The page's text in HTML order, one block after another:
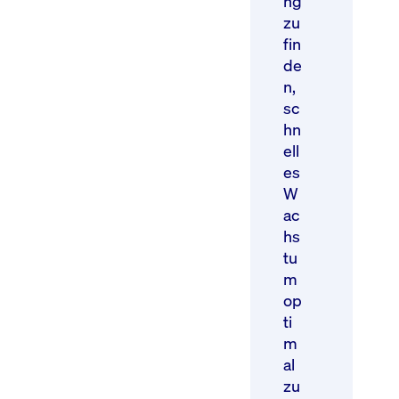
zu
fin
de
n,
sc
hn
ell
es
W
ac
hs
tu
m
op
ti
m
al
zu